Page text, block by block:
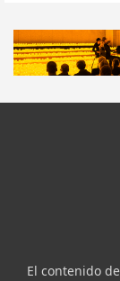
El contenido